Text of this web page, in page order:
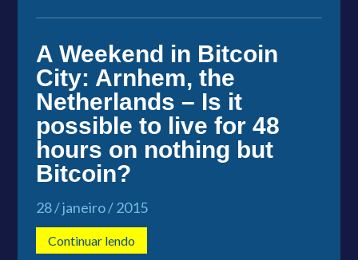
A Weekend in Bitcoin
City: Arnhem, the
Netherlands – Is it
possible to live for 48
hours on nothing but
Bitcoin?
28 / janeiro / 2015
Continuar lendo